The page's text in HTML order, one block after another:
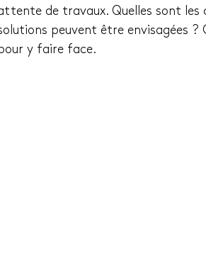
de travaux. Quelles sont les
peuvent être envisagées
y faire face.